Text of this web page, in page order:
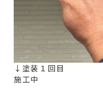
↓塗装１回目
施工中